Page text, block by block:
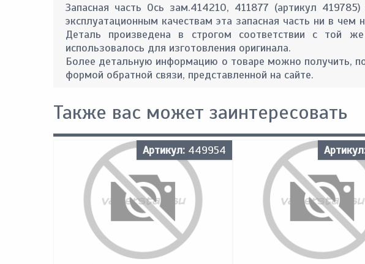
Запасная часть Ось зам.414210, 411877 (артикул
эксплуатационным качествам эта запасная часть ни в чем
Деталь произведена в строгом соответствии с той
использовалось для изготовления оригинала.
Более детальную информацию о товаре можно получить,
формой обратной связи, представленной на сайте.
Также вас может заинтересовать
Артикул: 449954